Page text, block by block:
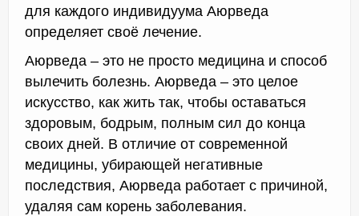
для каждого индивидуума Аюрведа
определяет своё лечение.
Аюрведа – это не просто медицина и способ
вылечить болезнь. Аюрведа – это целое
искусство, как жить так, чтобы оставаться
здоровым, бодрым, полным сил до конца
своих дней. В отличие от современной
медицины, убирающей негативные
последствия, Аюрведа работает с причиной,
удаляя сам корень заболевания.